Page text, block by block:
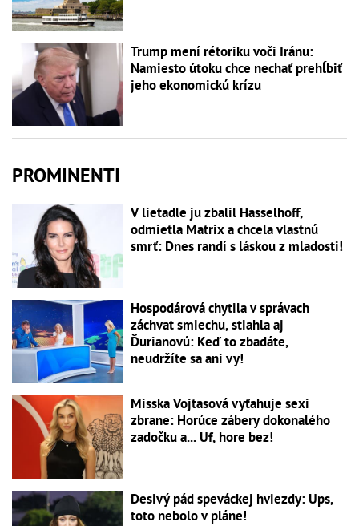
Trump mení rétoriku voči Iránu:
Namiesto útoku chce nechať prehĺbiť
jeho ekonomickú krízu
PROMINENTI
V lietadle ju zbalil Hasselhoff,
odmietla Matrix a chcela vlastnú
smrť: Dnes randí s láskou z mladosti!
Hospodárová chytila v správach
záchvat smiechu, stiahla aj
Ďurianovú: Keď to zbadáte,
neudržíte sa ani vy!
Misska Vojtasová vyťahuje sexi
zbrane: Horúce zábery dokonalého
zadočku a... Uf, hore bez!
Desivý pád speváckej hviezdy: Ups,
toto nebolo v pláne!